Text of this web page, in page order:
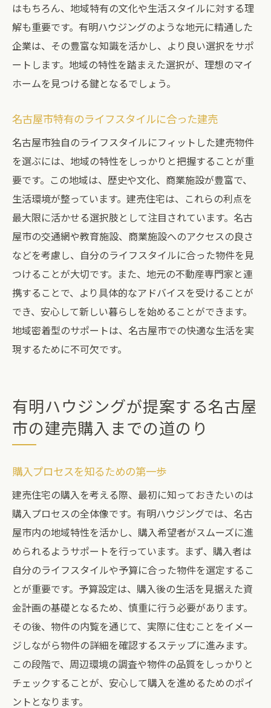
はもちろん、地域特有の文化や生活スタイルに対する理
解も重要です。有明ハウジングのような地元に精通した
企業は、その豊富な知識を活かし、より良い選択をサポ
ートします。地域の特性を踏まえた選択が、理想のマイ
ホームを見つける鍵となるでしょう。
名古屋市特有のライフスタイルに合った建売
名古屋市独自のライフスタイルにフィットした建売物件
を選ぶには、地域の特性をしっかりと把握することが重
要です。この地域は、歴史や文化、商業施設が豊富で、
生活環境が整っています。建売住宅は、これらの利点を
最大限に活かせる選択肢として注目されています。名古
屋市の交通網や教育施設、商業施設へのアクセスの良さ
などを考慮し、自分のライフスタイルに合った物件を見
つけることが大切です。また、地元の不動産専門家と連
携することで、より具体的なアドバイスを受けることが
でき、安心して新しい暮らしを始めることができます。
地域密着型のサポートは、名古屋市での快適な生活を実
現するために不可欠です。
有明ハウジングが提案する名古屋
市の建売購入までの道のり
購入プロセスを知るための第一歩
建売住宅の購入を考える際、最初に知っておきたいのは
購入プロセスの全体像です。有明ハウジングでは、名古
屋市内の地域特性を活かし、購入希望者がスムーズに進
められるようサポートを行っています。まず、購入者は
自分のライフスタイルや予算に合った物件を選定するこ
とが重要です。予算設定は、購入後の生活を見据えた資
金計画の基礎となるため、慎重に行う必要があります。
その後、物件の内覧を通じて、実際に住むことをイメー
ジしながら物件の詳細を確認するステップに進みます。
この段階で、周辺環境の調査や物件の品質をしっかりと
チェックすることが、安心して購入を進めるためのポイ
ントとなります。